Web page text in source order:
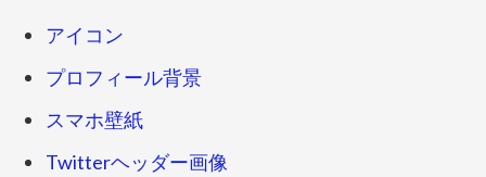
アイコン
プロフィール背景
スマホ壁紙
Twitterヘッダー画像